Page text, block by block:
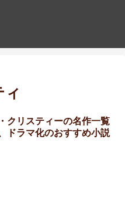
クリスティーの名作一覧
ドラマ化のおすすめ小説